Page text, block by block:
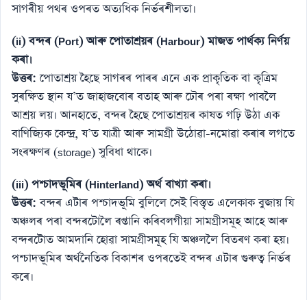
সাগৰীয় পথৰ ওপৰত অত্যধিক নিৰ্ভৰশীলতা।
(ii) বন্দৰ (Port) আৰু পোতাশ্ৰয়ৰ (Harbour) মাজত পাৰ্থক্য নিৰ্ণয়
কৰা।
উত্তৰ: পোতাশ্ৰয় হৈছে সাগৰৰ পাৰৰ এনে এক প্ৰাকৃতিক বা কৃত্ৰিম
সুৰক্ষিত স্থান য’ত জাহাজবোৰ বতাহ আৰু ঢৌৰ পৰা ৰক্ষা পাবলৈ
আশ্ৰয় লয়। আনহাতে, বন্দৰ হৈছে পোতাশ্ৰয়ৰ কাষত গঢ়ি উঠা এক
বাণিজ্যিক কেন্দ্ৰ, য’ত যাত্ৰী আৰু সামগ্ৰী উঠোৱা-নমোৱা কৰাৰ লগতে
সংৰক্ষণৰ (storage) সুবিধা থাকে।
(iii) পশ্চাদভূমিৰ (Hinterland) অৰ্থ বাখ্যা কৰা।
উত্তৰ: বন্দৰ এটাৰ পশ্চাদভূমি বুলিলে সেই বিস্তৃত এলেকাক বুজায় যি
অঞ্চলৰ পৰা বন্দৰটোলৈ ৰপ্তানি কৰিবলগীয়া সামগ্ৰীসমূহ আহে আৰু
বন্দৰটোত আমদানি হোৱা সামগ্ৰীসমূহ যি অঞ্চললৈ বিতৰণ কৰা হয়।
পশ্চাদভূমিৰ অৰ্থনৈতিক বিকাশৰ ওপৰতেই বন্দৰ এটাৰ গুৰুত্ব নিৰ্ভৰ
কৰে।